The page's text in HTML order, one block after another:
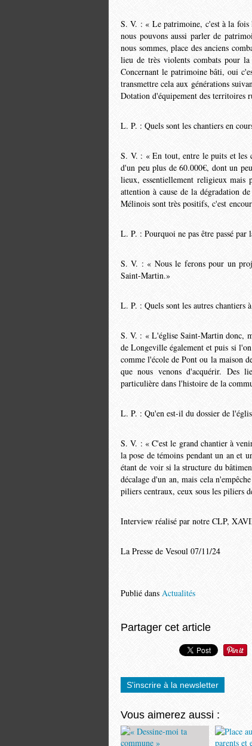
S. V. : « Le patrimoine, c'est à la fois
nous pouvons aus­si parler de
nous sommes, place des anciens
lieu de très violents combats pour
Concernant le patrimoine bâti, oui
transmettre cela aux générations
Dotation d'équipement des territoires
L. P. : Quels sont les chantiers en
S. V. : « En tout, entre le puits et les
d'un peu plus de 60.000€, dont un
lieux, essentiellement religieux mais
attention à cause de la dégradation
Mélinois sont très positifs, c'est
L. P. : Pourquoi ne pas être passé
S. V. : « Nous le ferons pour un
Saint-Martin.»
L. P. : Quels sont les autres chantiers
S. V. : « L'église Saint-Martin donc,
de Longeville également et puis si
comme l'école de Pont ou la maison
que nous venons d'acquérir. Des
particulière dans l'histoire de la
L. P. : Qu'en est-il du dossier de
S. V. : « C'est le grand chantier à
la pose de té­moins pendant un an et
étant de voir si la struc­ture du
décalage d'un an, mais cela
piliers centraux, ceux sous les piliers
Interview réalisé par notre CLP,
La Presse de Vesoul 07/11/24
Publié dans Actualités
Partager cet article
S'inscrire à la newsletter
Vous aimerez aussi :